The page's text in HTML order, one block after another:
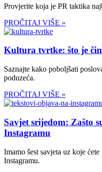
Provjerite koja je PR taktika
PROČITAJ VIŠE »
Kultura tvrtke: što je
Saznajte kako poboljšati
poduzeća.
PROČITAJ VIŠE »
Savjet srijedom: Zašto
Instagramu
Imamo šest savjeta uz koje
Instagramu.